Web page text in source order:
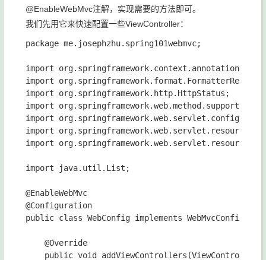
@EnableWebMvc注解，实现需要的方法即可。
我们先用它来快速配置一些ViewController：
package me.josephzhu.spring101webmvc;
import
import
import org.springframework.http.HttpStatus;
import
import
import
import
import java.util.List;
@EnableWebMvc
@Configuration
public class WebConfig implements
    @Override
public void